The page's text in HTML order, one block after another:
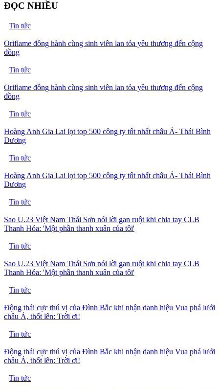
ĐỌC NHIỀU
Tin tức
Oriflame đồng hành cùng sinh viên lan tỏa yêu thương đến cộng
đồng
Tin tức
Oriflame đồng hành cùng sinh viên lan tỏa yêu thương đến cộng
đồng
Tin tức
Hoàng Anh Gia Lai lọt top 500 công ty tốt nhất châu Á- Thái Bình
Dương
Tin tức
Hoàng Anh Gia Lai lọt top 500 công ty tốt nhất châu Á- Thái Bình
Dương
Tin tức
Sao U.23 Việt Nam Thái Sơn nói lời gan ruột khi chia tay CLB
Thanh Hóa: 'Một phần thanh xuân của tôi'
Tin tức
Sao U.23 Việt Nam Thái Sơn nói lời gan ruột khi chia tay CLB
Thanh Hóa: 'Một phần thanh xuân của tôi'
Tin tức
Động thái cực thú vị của Đình Bắc khi nhận danh hiệu Vua phá lưới
châu Á, thốt lên: Trời ơi!
Tin tức
Động thái cực thú vị của Đình Bắc khi nhận danh hiệu Vua phá lưới
châu Á, thốt lên: Trời ơi!
Tin tức